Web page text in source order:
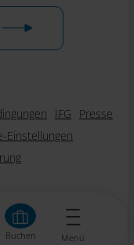
Buchen Menü
IFG
Presse
Einstellungen